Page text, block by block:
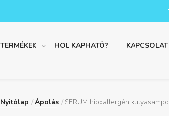
TERMÉKEK HOL KAPHATÓ? KAPCSOLAT
Nyitólap Ápolás SERUM hipoallergén